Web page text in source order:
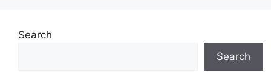
Search
Search